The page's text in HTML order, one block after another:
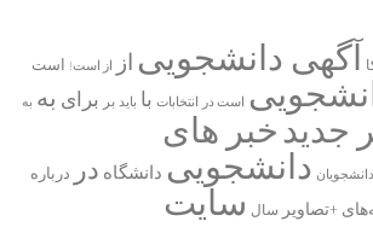
آگهی دانشجویی از از است! است
است در انتخابات با باید بر برای به به
جدیدخبر های
دانشجویان دانشجویی دانشگاه در درباره
+تصاویر سال سایت